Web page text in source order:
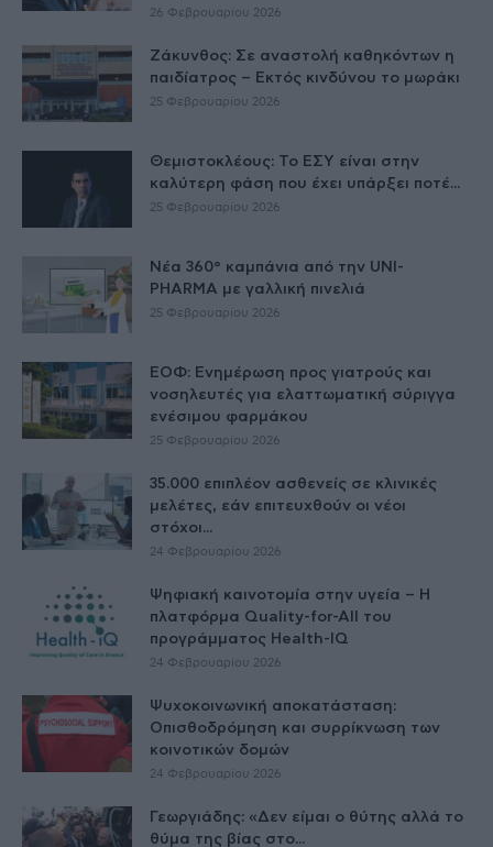
26 Φεβρουαρίου 2026
Ζάκυνθος: Σε αναστολή καθηκόντων η
παιδίατρος – Εκτός κινδύνου το μωράκι
25 Φεβρουαρίου 2026
Θεμιστοκλέους: Το ΕΣΥ είναι στην
καλύτερη φάση που έχει υπάρξει ποτέ...
25 Φεβρουαρίου 2026
Νέα 360° καμπάνια από την UNI-
PHARMA με γαλλική πινελιά
25 Φεβρουαρίου 2026
ΕΟΦ: Ενημέρωση προς γιατρούς και
νοσηλευτές για ελαττωματική σύριγγα
ενέσιμου φαρμάκου
25 Φεβρουαρίου 2026
35.000 επιπλέον ασθενείς σε κλινικές
μελέτες, εάν επιτευχθούν οι νέοι
στόχοι...
24 Φεβρουαρίου 2026
Ψηφιακή καινοτομία στην υγεία – H
πλατφόρμα Quality-for-All του
προγράμματος Health-IQ
24 Φεβρουαρίου 2026
Ψυχοκοινωνική αποκατάσταση:
Οπισθοδρόμηση και συρρίκνωση των
κοινοτικών δομών
24 Φεβρουαρίου 2026
Γεωργιάδης: «Δεν είμαι ο θύτης αλλά το
θύμα της βίας στο...